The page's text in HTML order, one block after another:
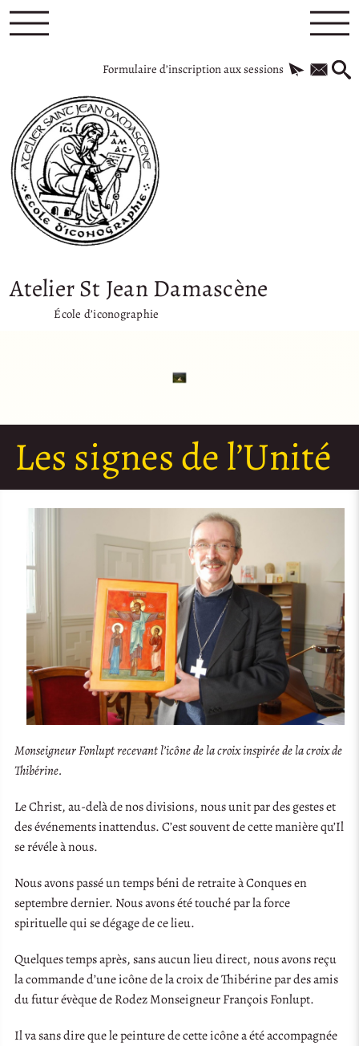
Formulaire d’inscription aux sessions
Atelier St Jean Damascène
École d’iconographie
Les signes de l’Unité
Monseigneur Fonlupt recevant l’icône de la croix inspirée de la croix de
Thibérine.
Le Christ, au-delà de nos divisions, nous unit par des gestes et
des événements inattendus. C’est souvent de cette manière qu’Il
se révéle à nous.
Nous avons passé un temps béni de retraite à Conques en
septembre dernier. Nous avons été touché par la force
spirituelle qui se dégage de ce lieu.
Quelques temps après, sans aucun lieu direct, nous avons reçu
la commande d’une icône de la croix de Thibérine par des amis
du futur évèque de Rodez Monseigneur François Fonlupt.
Il va sans dire que le peinture de cette icône a été accompagnée